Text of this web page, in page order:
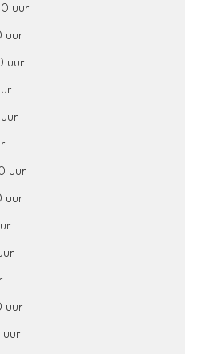
uur
uur
uur
uur
uur
uur
uur